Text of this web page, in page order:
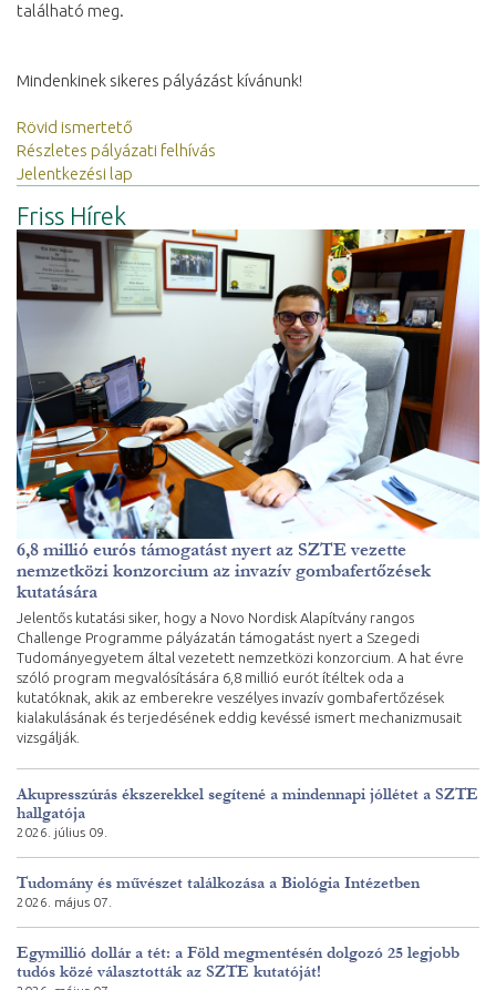
található meg.
Mindenkinek sikeres pályázást kívánunk!
Rövid ismertető
Részletes pályázati felhívás
Jelentkezési lap
Friss Hírek
6,8 millió eurós támogatást nyert az SZTE vezette
nemzetközi konzorcium az invazív gombafertőzések
kutatására
Jelentős kutatási siker, hogy a Novo Nordisk Alapítvány rangos
Challenge Programme pályázatán támogatást nyert a Szegedi
Tudományegyetem által vezetett nemzetközi konzorcium. A hat évre
szóló program megvalósítására 6,8 millió eurót ítéltek oda a
kutatóknak, akik az emberekre veszélyes invazív gombafertőzések
kialakulásának és terjedésének eddig kevéssé ismert mechanizmusait
vizsgálják.
Akupresszúrás ékszerekkel segítené a mindennapi jóllétet a SZTE
hallgatója
2026. július 09.
Tudomány és művészet találkozása a Biológia Intézetben
2026. május 07.
Egymillió dollár a tét: a Föld megmentésén dolgozó 25 legjobb
tudós közé választották az SZTE kutatóját!